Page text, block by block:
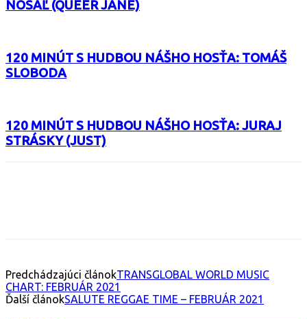
NOSÁĽ (QUEER JANE)
120 MINÚT S HUDBOU NÁŠHO HOSŤA: TOMÁŠ
SLOBODA
120 MINÚT S HUDBOU NÁŠHO HOSŤA: JURAJ
STRÁSKY (JUST)
Predchádzajúci článokTRANSGLOBAL WORLD MUSIC
CHART: FEBRUÁR 2021
Ďalší článokSALUTE REGGAE TIME – FEBRUÁR 2021